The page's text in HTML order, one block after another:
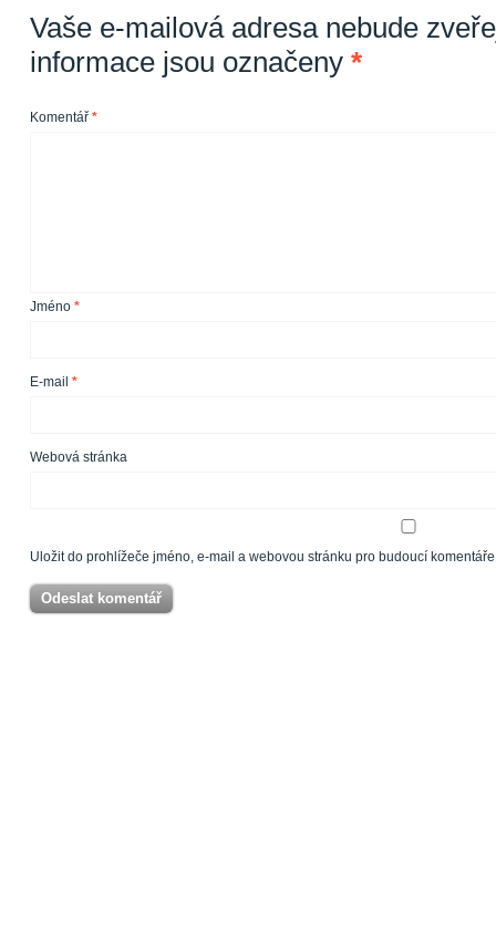
Vaše e-mailová adresa nebude
informace jsou označeny *
Komentář *
Jméno *
E-mail *
Webová stránka
Uložit do prohlížeče jméno, e-mail a webovou stránku pro budoucí